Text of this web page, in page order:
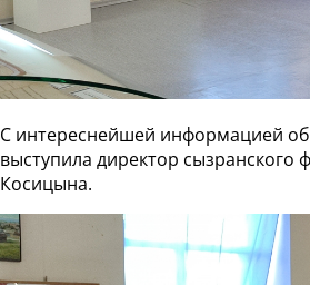
С интереснейшей информацией
выступила директор сызранского
Косицына.